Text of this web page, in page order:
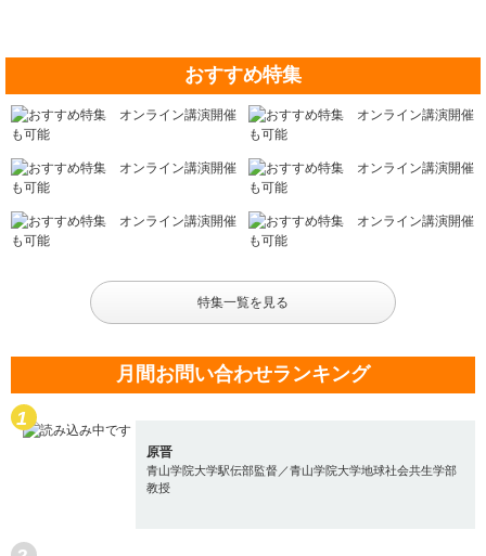
おすすめ特集
特集一覧を見る
月間お問い合わせランキング
原晋
青山学院大学駅伝部監督／青山学院大学地球社会共生学部
教授